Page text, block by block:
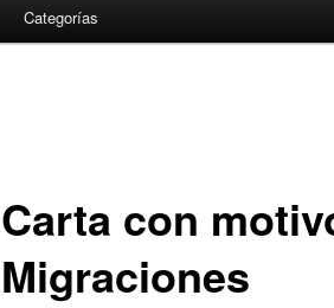
Categorías
Carta con
Migraciones